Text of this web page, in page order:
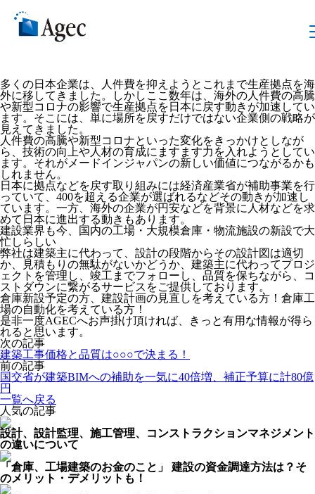
生産拠点の“日本回帰”の背景、工場・倉庫建設を考えていませ
んか！
2022.12.16
多くの日本企業は、人件費を抑えようとこれまで生産拠点を海
外に移してきました。しかしここ数年は、海外の人件費の高騰
や新型コロナの影響で生産拠点を日本に戻す動きが加速してい
ます。そこには、単に場所を戻すだけではない企業側の戦略が
見えてきました。
人件費の高騰や新型コロナといった変化をきっかけとしなが
ら、技術の向上や人材の育成にますます力を入れようとしてい
ます。それがメードインジャパンの新しい価値につながるかも
しれません。
日本に拠点などを戻す取り組みには経済産業省が補助事業を行
っていて、400を超える企業が選ばれるなどその動きが加速し
ています。一方、海外の企業が円安などを背景に人材などを求
めて日本に進出する動きもあります。
建設業界も今、国内の工場・大規模倉庫・物流施設の新設で大
忙しらしい
弊社は建築主に代わって、設計の段階からその設計図は適切
か、見積もりの無駄がないかどうか、建築主に代わってプロジ
ェクトを管理し、竣工までフォローし、品質を保ちながら、コ
ストダウンに繋がるサービスをご提供しております。
倉庫新設予定の方、建設計画の見直しを考えている方！倉庫工
場の自動化を考えている方！
是非一度AGECへお声掛け頂ければ、きっと有用な情報が得ら
れると思います。
次の記事
建築工事価格と品質は○○○で決まる！
前の記事
国交省が建築BIMへの補助を一気に40倍増、補正予算に計80億
円
一覧へ戻る
人気の記事
設計、設計監理、施工管理、コンストラクションマネジメント
の違いについて
「倉庫、工場建築のお金のこと」 建設の資金調達方法は？そ
のメリット・デメリットも！